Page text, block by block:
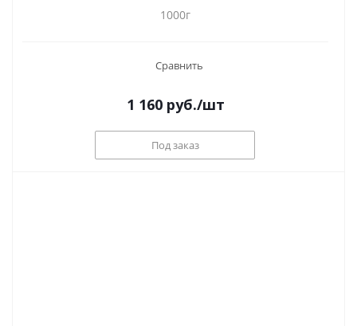
1000г
Сравнить
1 160 руб./шт
Под заказ